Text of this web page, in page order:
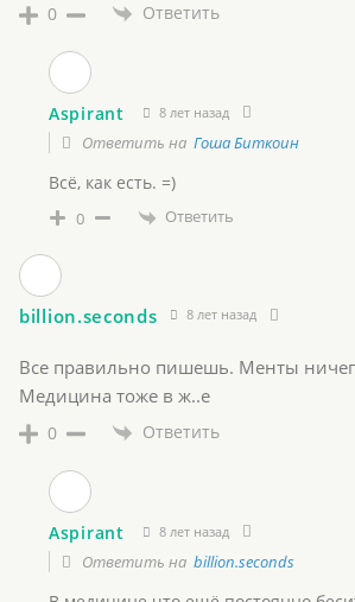
0 Ответить
Aspirant 8 лет назад
Ответить на Гоша Биткоин
Всё, как есть. =)
0 Ответить
billion.seconds 8 лет назад
Все правильно пишешь. Менты
Медицина тоже в ж..е
0 Ответить
Aspirant 8 лет назад
Ответить на billion.seconds